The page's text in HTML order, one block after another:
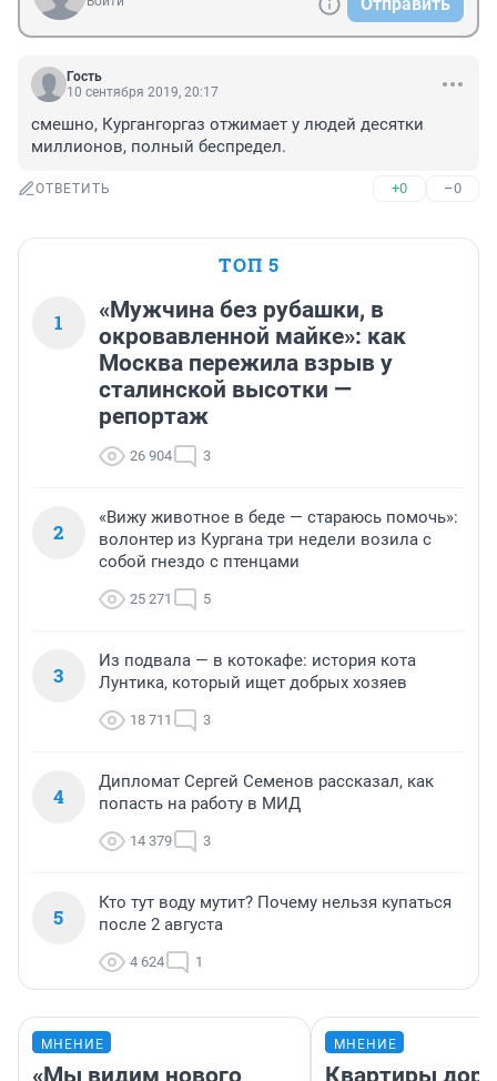
Гость
10 сентября 2019, 20:17
смешно, Кургангоргаз отжимает у людей десятки
миллионов, полный беспредел.
ОТВЕТИТЬ +0 –0
ТОП 5
1
«Мужчина без рубашки, в
окровавленной майке»: как
Москва пережила взрыв у
сталинской высотки —
репортаж
26 904 3
2
«Вижу животное в беде — стараюсь помочь»:
волонтер из Кургана три недели возила с
собой гнездо с птенцами
25 271 5
3
Из подвала — в котокафе: история кота
Лунтика, который ищет добрых хозяев
18 711 3
4
Дипломат Сергей Семенов рассказал, как
попасть на работу в МИД
14 379 3
5
Кто тут воду мутит? Почему нельзя купаться
после 2 августа
4 624 1
МНЕНИЕ
«Мы видим нового
МНЕНИЕ
Квартиры